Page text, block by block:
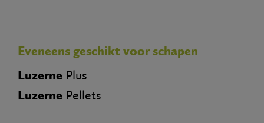
Eveneens geschikt voor schapen
Luzerne Plus
Luzerne Pellets